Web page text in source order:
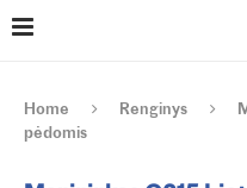
Home Renginys
pėdomis